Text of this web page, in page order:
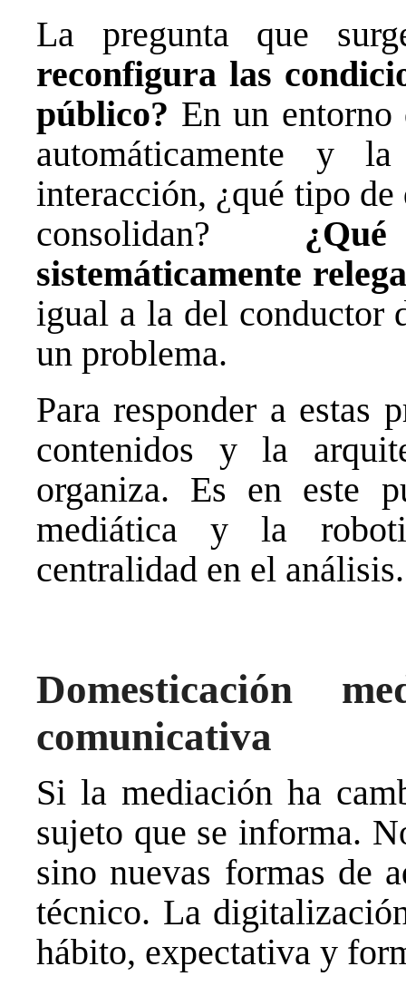
La pregunta que
reconfigura las
público? En un entorno
automáticamente y
interacción, ¿qué tipo
consolidan?
sistemáticamente
igual a la del conductor
un problema.
Para responder a estas
contenidos y la
organiza. Es en este
mediática y la
centralidad en el análisis.
Domesticación
comunicativa
Si la mediación ha
sujeto que se informa.
sino nuevas formas de
técnico. La
hábito, expectativa y